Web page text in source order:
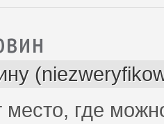
место, где